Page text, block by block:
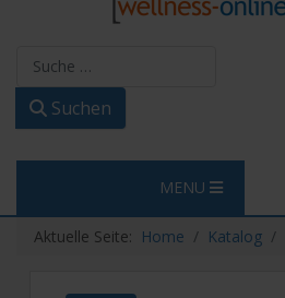
Suchen
MENU
Aktuelle Seite: Home Katalog